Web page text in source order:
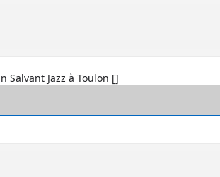
Salvant Jazz à Toulon []